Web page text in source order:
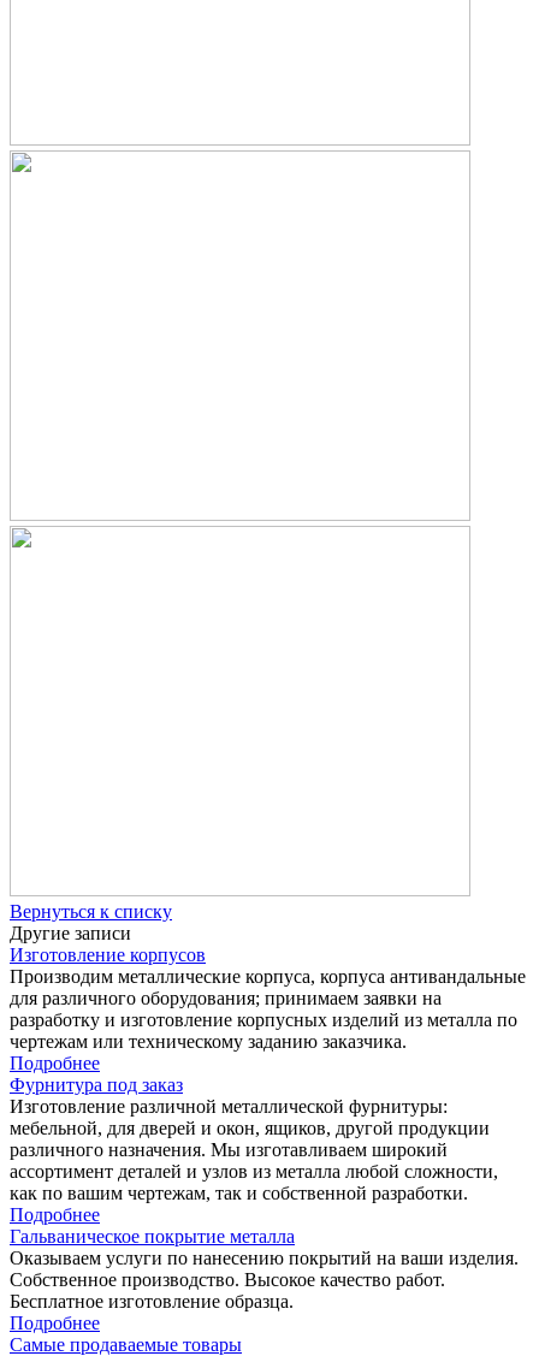
Вернуться к списку
Другие записи
Изготовление корпусов
Производим металлические корпуса, корпуса антивандальные
для различного оборудования; принимаем заявки на
разработку и изготовление корпусных изделий из металла по
чертежам или техническому заданию заказчика.
Подробнее
Фурнитура под заказ
Изготовление различной металлической фурнитуры:
мебельной, для дверей и окон, ящиков, другой продукции
различного назначения. Мы изготавливаем широкий
ассортимент деталей и узлов из металла любой сложности,
как по вашим чертежам, так и собственной разработки.
Подробнее
Гальваническое покрытие металла
Оказываем услуги по нанесению покрытий на ваши изделия.
Собственное производство. Высокое качество работ.
Бесплатное изготовление образца.
Подробнее
Самые продаваемые товары